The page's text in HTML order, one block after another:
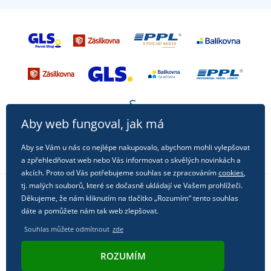
Sledujte nás na sociálních sítích
Aby web fungoval, jak má
Aby se Vám u nás co nejlépe nakupovalo, abychom mohli vylepšovat
a zpřehledňovat web nebo Vás informovat o skvělých novinkách a
akcích. Proto od Vás potřebujeme souhlas se zpracovánímcookies,
tj. malých souborů, které se dočasně ukládají ve Vašem prohlížeči.
Děkujeme, že nám kliknutím na tlačítko „Rozumím“ tento souhlas
dáte a pomůžete nám tak web zlepšovat.
Souhlas můžete odmítnout zde
ROZUMÍM